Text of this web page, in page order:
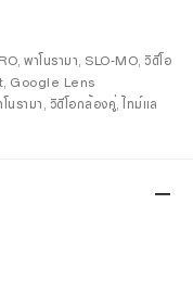
พาโนรามา, SLO-MO, วิดีโอ
Google Lens
นรามา, วิดีโอกล้องคู่, ไทม์แล